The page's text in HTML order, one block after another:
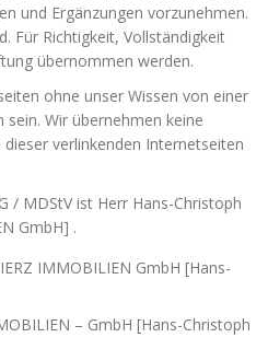
und Ergänzungen vorzunehmen.
Für Richtigkeit, Vollständigkeit
übernommen werden.
ohne unser Wissen von einer
Wir übernehmen keine
verlinkenden Internetseiten
/ MDStV ist Herr Hans-Christoph
GmbH] .
IMMOBILIEN GmbH [Hans-
– GmbH [Hans-Christoph